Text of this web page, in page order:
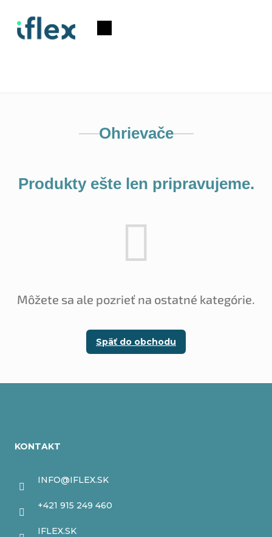
obsah
Nákupný
Ohrievače
Produkty ešte len pripravujeme.
Môžete sa ale pozrieť na ostatné kategórie.
Späť do obchodu
KONTAKT
INFO@IFLEX.SK
+421 915 249 460
IFLEX.SK